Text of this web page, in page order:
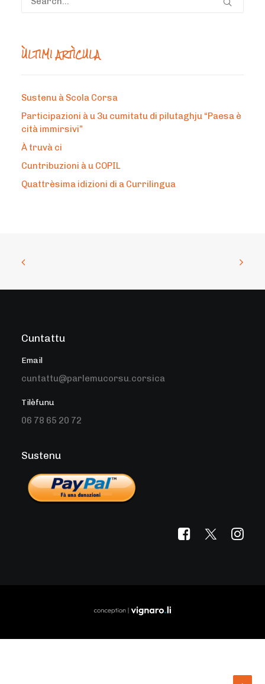
ÙLTIMI ARTÌCULA
Sustenu à Scola Corsa
Participazioni à u 3u cumitatu di pilutaghju “Paesa è
cità immirsivi”
À truvà ci
Cuntribuzioni à u COPIL
Quattrèsima idizioni di a Currilingua
Cuntattu
Email
cuntattu@parlemucorsu.corsica
Tilèfunu
06 78 65 20 72
Sustenu